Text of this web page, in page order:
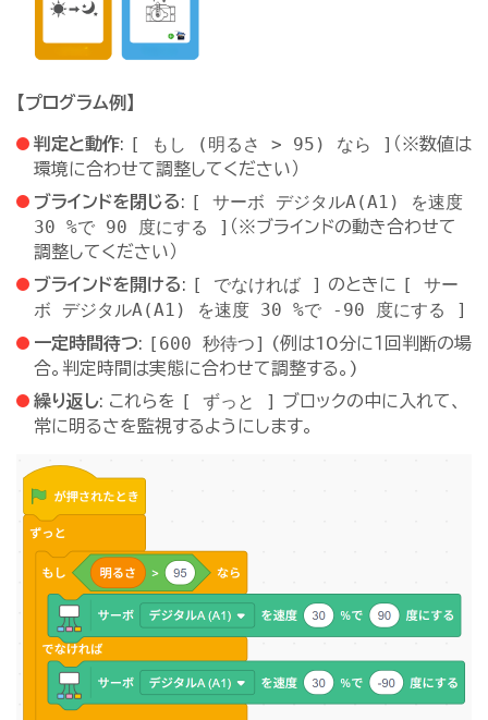
【プログラム例】
判定と動作: [ もし (明るさ > 95) なら ] （※数値は
環境に合わせて調整してください）
ブラインドを閉じる: [ サーボ デジタルA(A1) を速度
30 %で 90 度にする ] （※ブラインドの動き合わせて
調整してください）
ブラインドを開ける: [ でなければ ] のときに
[ サー
ボ デジタルA(A1) を速度 30 %で -90 度にする ]
一定時間待つ: [600 秒待つ]
(例は10分に１回判断の場
合。判定時間は実態に合わせて調整する。)
繰り返し: これらを [ ずっと ]
ブロックの中に入れて、
常に明るさを監視するようにします。